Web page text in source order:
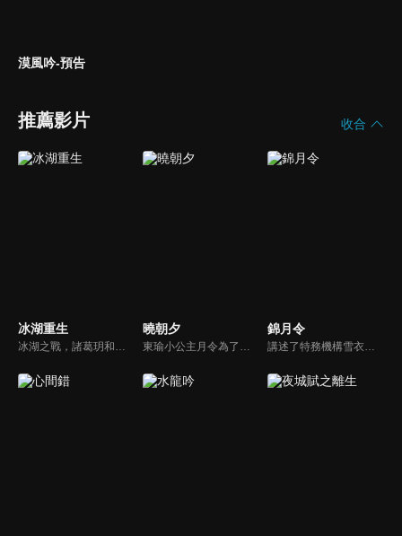
漠風吟-預告
推薦影片 收合
冰湖重生
冰湖之戰，諸葛玥和楚喬落入冰湖，楚喬被燕洵所救，得知諸葛玥已死，她尋機刺殺燕洵，為諸葛玥報仇。楚喬在卞唐幾次三番受到一位神秘男子的幫助，她有種似曾相識的感覺，不禁懷疑諸葛玥還活著。燕洵變本加厲，掀起四國紛亂。最終，楚喬能否平定天下並再與諸葛玥重聚？
曉朝夕
東瑜小公主月令為了守護姐姐的幸福“替嫁”到北朔，陰差陽錯與接親使臣北王周時予結姻，沒想到和親之路殺機四伏，一塊玉佩意外開啓了時光之門，月令與周時予在體驗結束即開局的遊戲規則中不斷“打怪升級”，兩人相互扶持，攜手同行，從力求改變個人命運到肩負國家大義，在共同成長中愛上彼此。
錦月令
講述了特務機構雪衣衛首領鳳作人奉嘉帝之命，潛入定遠侯府尋找前朝太子，意圖斬草除根。然而在這個過程中，鳳作人卻發現嘉帝的背後有人正在佈局更大的陰謀...